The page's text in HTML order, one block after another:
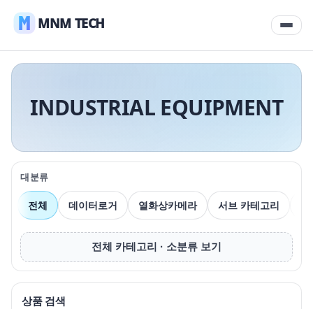
MNM TECH
INDUSTRIAL EQUIPMENT
대분류
전체 데이터로거 열화상카메라 서브 카테고리
전체 카테고리 · 소분류 보기
상품 검색